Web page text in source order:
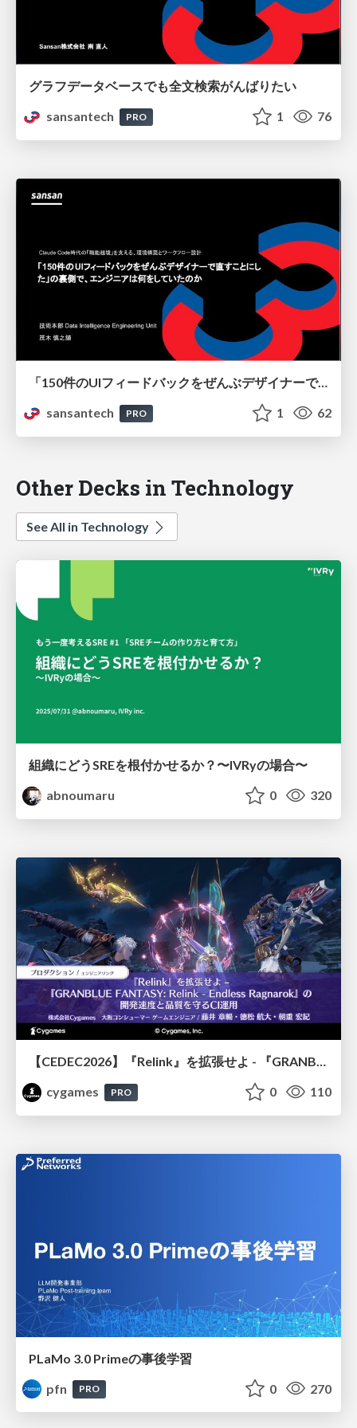
グラフデータベースでも全文検索がんばりたい
sansantech
PRO 1 76
「150件のUIフィードバックをぜんぶデザイナーで直すことにした」の裏側で、エンジニアは何をしていたのか
sansantech
PRO 1 62
Other Decks in Technology
See All in Technology
組織にどうSREを根付かせるか？〜IVRyの場合〜
abnoumaru
0 320
【CEDEC2026】『Relink』を拡張せよ - 『GRANBLUE FANTASY: Relink - Endless Ragnarok』の開発速度と品質を守るCI運用
cygames
PRO 0 110
PLaMo 3.0 Primeの事後学習
pfn
PRO 0 270